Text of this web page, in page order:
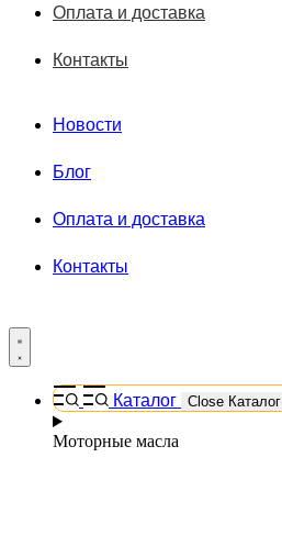
Оплата и доставка
Контакты
Новости
Блог
Оплата и доставка
Контакты
Каталог Close Каталог
Моторные масла